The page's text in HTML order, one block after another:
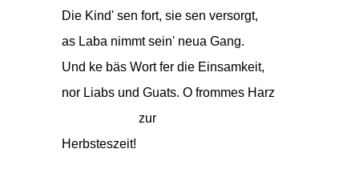
Die Kind' sen fort, sie sen versorgt,
as Laba nimmt sein' neua Gang.
Und ke bäs Wort fer die Einsamkeit,
nor Liabs und Guats. O frommes Harz
zur
Herbsteszeit!